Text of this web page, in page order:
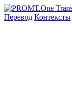
Перевод Контексты